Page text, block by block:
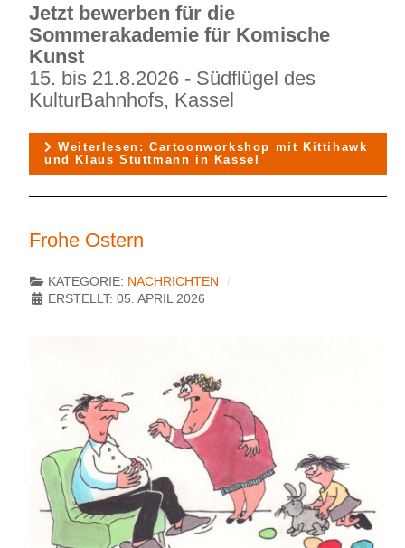
Jetzt bewerben für die
Sommerakademie für Komische
Kunst
15. bis 21.8.2026 - Südflügel des
KulturBahnhofs, Kassel
Weiterlesen: Cartoonworkshop mit Kittihawk
und Klaus Stuttmann in Kassel
Frohe Ostern
KATEGORIE: NACHRICHTEN
ERSTELLT: 05. APRIL 2026